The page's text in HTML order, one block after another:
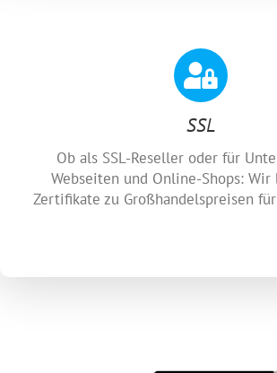
SSL
Ob als SSL-Reseller oder für
Webseiten und Online-Shops: Wir
Zertifikate zu Großhandelspreisen